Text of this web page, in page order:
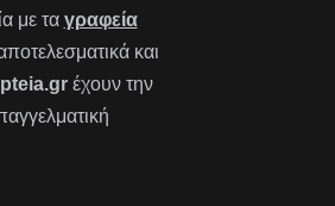
με τα γραφεία
και
έχουν την